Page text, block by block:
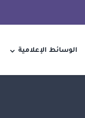
الوسائط الإعلامية